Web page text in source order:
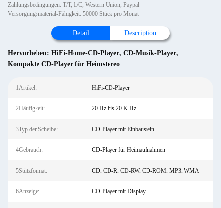
Zahlungsbedingungen: T/T, L/C, Western Union, Paypal
Versorgungsmaterial-Fähigkeit: 50000 Stück pro Monat
Detail Description
Hervorheben: HiFi-Home-CD-Player, CD-Musik-Player,
Kompakte CD-Player für Heimstereo
1Artikel: HiFi-CD-Player
2Häufigkeit: 20 Hz bis 20 K Hz
3Typ der Scheibe: CD-Player mit Einbaustein
4Gebrauch: CD-Player für Heimaufnahmen
5Stützformat: CD, CD-R, CD-RW, CD-ROM, MP3, WMA
6Anzeige: CD-Player mit Display